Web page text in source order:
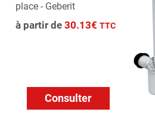
place - Geberit
à partir de 30.13€ TTC
Consulter